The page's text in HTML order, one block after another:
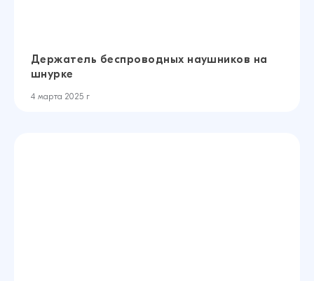
Держатель беспроводных наушников на
шнурке
4 марта 2025 г